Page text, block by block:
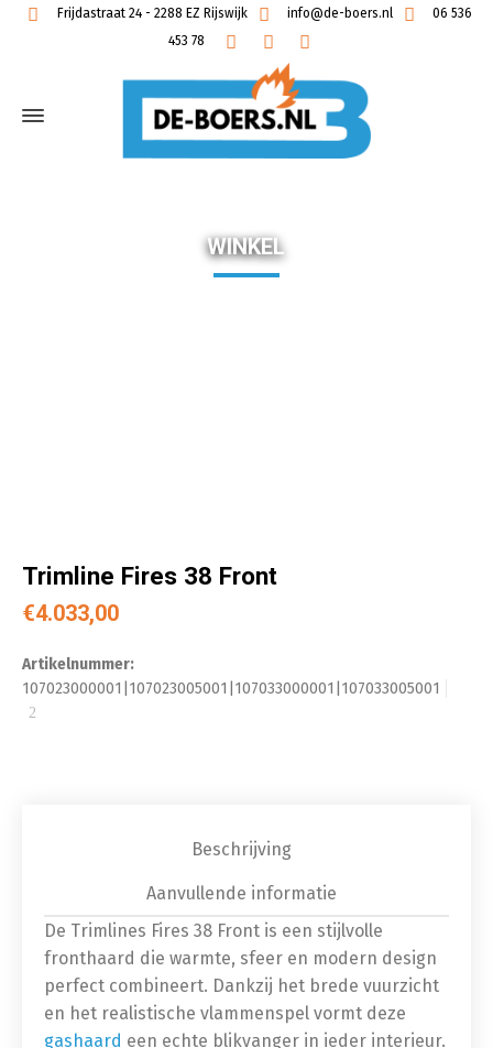
Frijdastraat 24 - 2288 EZ Rijswijk info@de-boers.nl
06 536
453 78
WINKEL
Trimline Fires 38 Front
€4.033,00
Artikelnummer:
107023000001|107023005001|107033000001|107033005001
Beschrijving
Aanvullende informatie
De Trimlines Fires 38 Front is een stijlvolle
fronthaard die warmte, sfeer en modern design
perfect combineert. Dankzij het brede vuurzicht
en het realistische vlammenspel vormt deze
gashaard een echte blikvanger in ieder interieur.